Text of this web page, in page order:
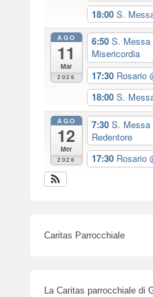
18:00 S.
AGO
11
Mar
2026
6:50 S. Messa
Misericordia
17:30 Rosario
18:00 S.
AGO
12
Mer
2026
7:30 S. Messa
Redentore
17:30 Rosario
Caritas Parrocchiale
La Caritas parrocchiale di